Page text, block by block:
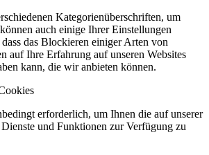
Kategorienüberschriften, um
auch einige Ihrer Einstellungen
das Blockieren einiger Arten von
auf Ihre Erfahrung auf unseren Websites
kann, die wir anbieten können.
erforderlich, um Ihnen die auf unserer
und Funktionen zur Verfügung zu